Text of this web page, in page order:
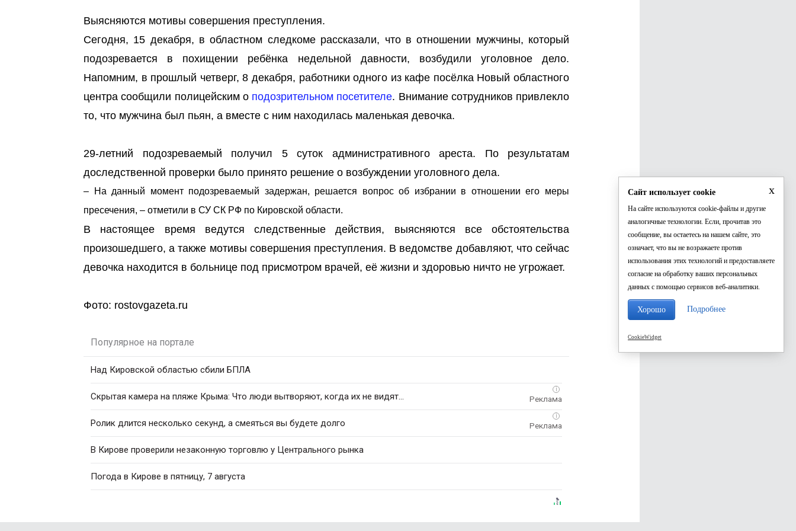
Выясняются мотивы совершения преступления.
Сегодня, 15 декабря, в областном следкоме рассказали, что в отношении мужчины, который
подозревается в похищении ребёнка недельной давности, возбудили уголовное дело.
Напомним, в прошлый четверг, 8 декабря, работники одного из кафе посёлка Новый областного
центра сообщили полицейским о подозрительном посетителе. Внимание сотрудников привлекло
то, что мужчина был пьян, а вместе с ним находилась маленькая девочка.
29-летний подозреваемый получил 5 суток административного ареста. По результатам
доследственной проверки было принято решение о возбуждении уголовного дела.
– На данный момент подозреваемый задержан, решается вопрос об избрании в отношении его меры
пресечения, – отметили в СУ СК РФ по Кировской области.
В настоящее время ведутся следственные действия, выясняются все обстоятельства
произошедшего, а также мотивы совершения преступления. В ведомстве добавляют, что сейчас
девочка находится в больнице под присмотром врачей, её жизни и здоровью ничто не угрожает.
Фото: rostovgazeta.ru
Популярное на портале
Над Кировской областью сбили БПЛА
i
Скрытая камера на пляже Крыма: Что люди вытворяют, когда их не видят...
i
Ролик длится несколько секунд, а смеяться вы будете долго
В Кирове проверили незаконную торговлю у Центрального рынка
Погода в Кирове в пятницу, 7 августа
x
Сайт использует cookie
На сайте используются cookie-файлы и другие
аналогичные технологии. Если, прочитав это
сообщение, вы остаетесь на нашем сайте, это
означает, что вы не возражаете против
использования этих технологий и предоставляете
согласие на обработку ваших персональных
данных с помощью сервисов веб-аналитики.
Хорошо Подробнее
CookieWidget